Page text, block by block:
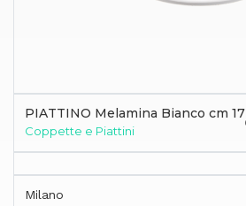
PIATTINO Melamina Bianco cm 17
Coppette e Piattini
Milano